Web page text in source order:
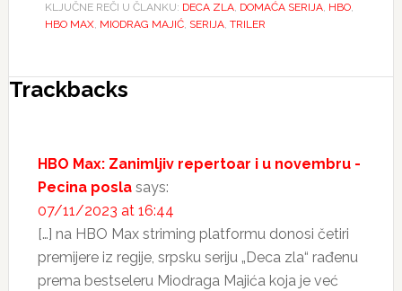
KLJUČNE REČI U ČLANKU: DECA ZLA, DOMAĆA SERIJA, HBO,
HBO MAX, MIODRAG MAJIĆ, SERIJA, TRILER
Reader
Trackbacks
HBO Max: Zanimljiv repertoar i u novembru -
Pecina posla says:
07/11/2023 at 16:44
[…] na HBO Max striming platformu donosi četiri
premijere iz regije, srpsku seriju „Deca zla“ rađenu
prema bestseleru Miodraga Majića koja je već